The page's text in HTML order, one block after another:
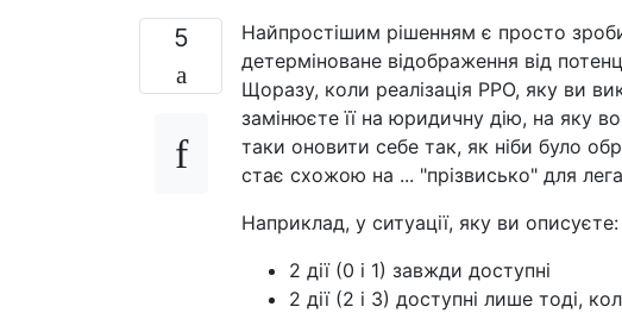
5
Найпростішим рішенням є просто
детерміноване відображення від
Щоразу, коли реалізація РРО, яку ви
замінюєте її на юридичну дію, на яку
таки оновити себе так, як ніби було
стає схожою на ... "прізвисько" для
Наприклад, у ситуації, яку ви описуєте:
2 дії (0 і 1) завжди доступні
2 дії (2 і 3) доступні лише тоді,